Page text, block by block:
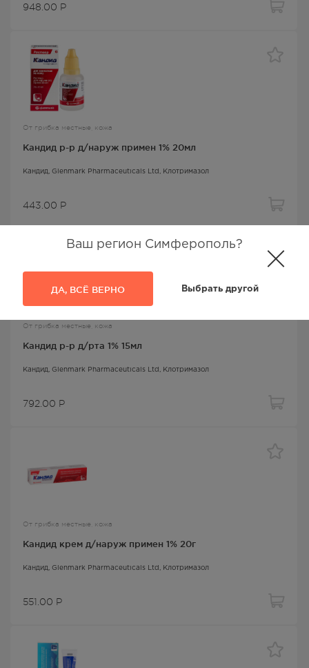
Ваш регион Симферополь?
ДА, ВСЁ ВЕРНО Выбрать другой
948.00 Р
От грибка местные, кожа
Кандид р-р д/наруж примен 1% 20мл
Кандид, Glenmark Pharmaceuticals Ltd, Клотримазол
443.00 Р
От грибка местные, кожа
Кандид р-р д/рта 1% 15мл
Кандид, Glenmark Pharmaceuticals Ltd, Клотримазол
792.00 Р
От грибка местные, кожа
Кандид крем д/наруж примен 1% 20г
Кандид, Glenmark Pharmaceuticals Ltd, Клотримазол
551.00 Р